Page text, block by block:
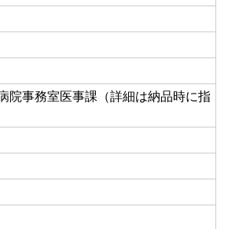
院事務室医事課（詳細は納品時に指